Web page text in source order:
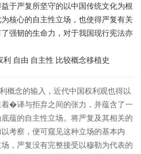
于严复所坚守的以中国传统文化为根
核心的自主性立场，也使得严复有关
强韧的生命力，对于我国现行宪法亦
利 自由 自主性 比较概念移植史
概念的输入，近代中国权利观也得以
�译与拒弃之间的张力，并蕴含了一
蕴的自主性立场。将严复及其相关的
考察，便可窥见这种立场的基本内
，严复没有完整接受以穆勒为代表的